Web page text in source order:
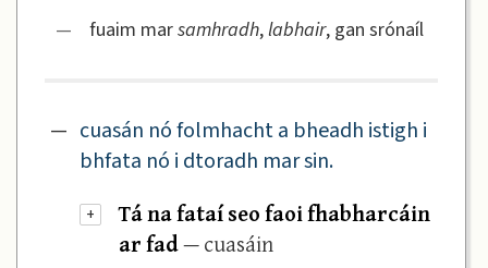
— fuaim marsamhradh,labhair, gan srónaíl
— cuasán nó folmhacht a bheadh istigh i
bhfata nó i dtoradh mar sin.
+
Tá na fataí seo faoi fhabharcáin
ar fad— cuasáin